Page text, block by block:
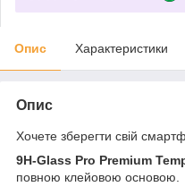
Опис Характеристики
Опис
Хочете зберегти свій
9H-Glass Pro Premium
повною клейовою основою.